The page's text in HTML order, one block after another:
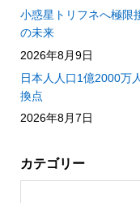
小惑星トリフネへ極
の未来
2026年8月9日
日本人人口1億2000
換点
2026年8月7日
カテゴリー